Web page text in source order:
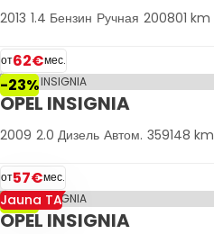
2013 1.4 Бензин Ручная 200801 km
от62€мес.
-23%
OPEL INSIGNIA
2009 2.0 Дизель Автом. 359148 km
от57€мес.
-33%
Jauna TA
OPEL INSIGNIA